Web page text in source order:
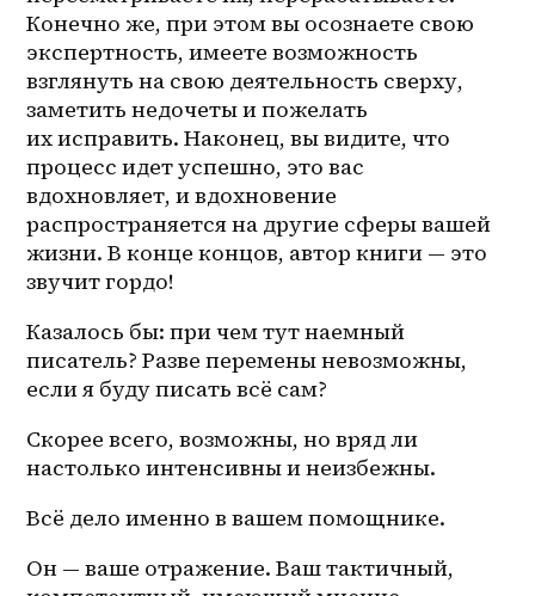
Конечно же, при этом вы осознаете свою
экспертность, имеете возможность
взглянуть на свою деятельность сверху,
заметить недочеты и пожелать
их исправить. Наконец, вы видите, что
процесс идет успешно, это вас
вдохновляет, и вдохновение
распространяется на другие сферы вашей
жизни. В конце концов, автор книги — это
звучит гордо!
Казалось бы: при чем тут наемный
писатель? Разве перемены невозможны,
если я буду писать всё сам?
Скорее всего, возможны, но вряд ли
настолько интенсивны и неизбежны.
Всё дело именно в вашем помощнике.
Он — ваше отражение. Ваш тактичный,